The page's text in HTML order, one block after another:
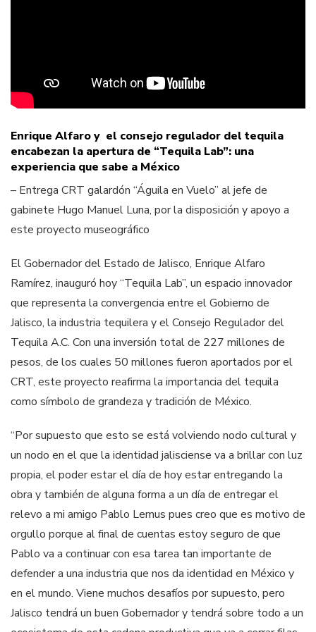
Enrique Alfaro y el consejo regulador del tequila
encabezan la apertura de “Tequila Lab”: una
experiencia que sabe a México
– Entrega CRT galardón “Águila en Vuelo” al jefe de
gabinete Hugo Manuel Luna, por la disposición y apoyo a
este proyecto museográfico
El Gobernador del Estado de Jalisco, Enrique Alfaro
Ramírez, inauguró hoy “Tequila Lab”, un espacio innovador
que representa la convergencia entre el Gobierno de
Jalisco, la industria tequilera y el Consejo Regulador del
Tequila A.C. Con una inversión total de 227 millones de
pesos, de los cuales 50 millones fueron aportados por el
CRT, este proyecto reafirma la importancia del tequila
como símbolo de grandeza y tradición de México.
“Por supuesto que esto se está volviendo nodo cultural y
un nodo en el que la identidad jalisciense va a brillar con luz
propia, el poder estar el día de hoy estar entregando la
obra y también de alguna forma a un día de entregar el
relevo a mi amigo Pablo Lemus pues creo que es motivo de
orgullo porque al final de cuentas estoy seguro de que
Pablo va a continuar con esa tarea tan importante de
defender a una industria que nos da identidad en México y
en el mundo. Viene muchos desafíos por supuesto, pero
Jalisco tendrá un buen Gobernador y tendrá sobre todo a un